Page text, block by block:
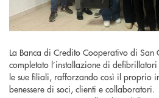
La Banca di Credito Cooperativo di San
completato l’installazione di
le sue filiali, rafforzando così il proprio
benessere di soci, clienti e collaboratori.